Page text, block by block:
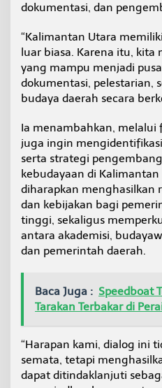
dokumentasi, dan
“Kalimantan Utara
luar biasa. Karena itu,
yang mampu menjadi
dokumentasi, pelestarian,
budaya daerah secara
Ia menambahkan, melalui
juga ingin
serta strategi
kebudayaan di
diharapkan menghasilkan
dan kebijakan bagi
tinggi, sekaligus
antara akademisi,
dan pemerintah daerah.
Baca Juga : Speedboat
Tarakan Terbakar di
“Harapan kami, dialog ini
semata, tetapi
dapat ditindaklanjuti